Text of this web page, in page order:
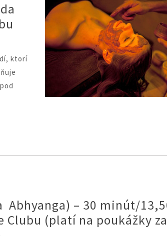
ktorí
– 30 minút/
Clubu (platí na poukážky